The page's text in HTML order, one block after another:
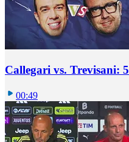
Callegari vs. Trevisani:
00:49